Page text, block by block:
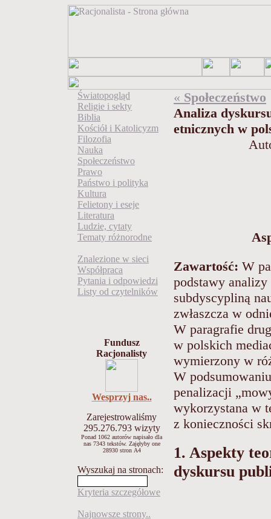
Światopogląd
Religie i sekty
Biblia
Kościół i Katolicyzm
Filozofia
Nauka
Społeczeństwo
Prawo
Państwo i polityka
Kultura
Felietony i eseje
Literatura
Ludzie, cytaty
Tematy różnorodne
Znalezione w sieci
Współpraca
Pytania i odpowiedzi
Listy od czytelników
Fundusz
Racjonalisty
Wesprzyj nas..
Zarejestrowaliśmy
295.276.793wizyty
Ponad 1062 autorów napisało dla
nas 7343 tekstów. Zajęłyby one
28930 stron A4
Wyszukaj na stronach:
Kryteria szczegółowe
Najnowsze strony..
« Społeczeństwo
Analiza
etnicznych w
Zawartość: W
podstawy analizy
subdyscypliną
zwłaszcza w
W paragrafie
w polskich
wymierzony w
W
penalizacji
wykorzystana w
z konieczności
1. Aspekty
dyskursu